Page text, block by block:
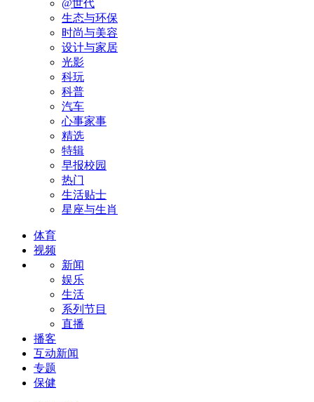
@世代
生态与环保
时尚与美容
设计与家居
光影
科玩
科普
汽车
心事家事
精选
特辑
早报校园
热门
生活贴士
星座与生肖
体育
视频
新闻
娱乐
生活
系列节目
直播
播客
互动新闻
专题
保健